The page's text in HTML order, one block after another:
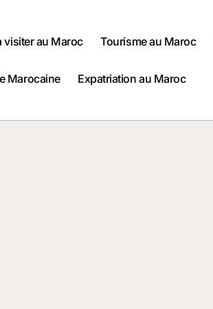
visiter au Maroc Tourisme au Maroc
Marocaine Expatriation au Maroc